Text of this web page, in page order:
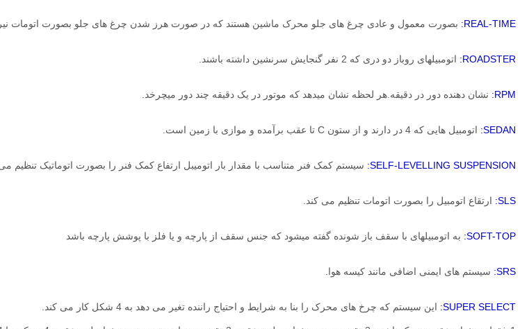
REAL-TIME: بصورت معمول و عادی چرغ های جلو محرک ماشین هستند که در صورت هرز شدن چرغ های جلو بصورت اتومات
ROADSTER: اتومبیلهای روباز دو دری که 2 نفر گنجایش سرنشین داشته باشند
RPM: نشان دهنده دور در دقیقه.هر لحظه نشان میدهد که موتور در یک دقیقه چند دور میچرخد
SEDAN: اتومبیل هایی که 4 در دارند و از ستون C تا عقب برآمده و موازی با زمین است.
SELF-LEVELLING SUSPENSION: سیستم کمک فنر متناسب با مقدار بار اتومیبل ارتفاع کمک فنر را بصورت اتوماتیک تنظیم می
SLS: ارتقاع اتومبیل را بصورت اتومات تنظیم می کند.
SOFT-TOP: به اتومبیلهای با سقف باز شونده گفته میشود که جنس سقف از پارچه و یا فلز با پوشش پارچه باشد
SRS: سیستم های ایمنی اضافی مانند کیسه هوا.
SUPER SELECT: این سیستم که چرخ های محرک را بنا به شرایط و احتیاج راننده تغیر می دهد به 4 شکل کار می کند.